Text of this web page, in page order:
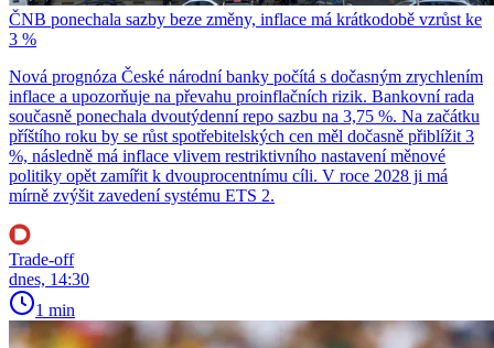
ČNB ponechala sazby beze změny, inflace má krátkodobě vzrůst ke
3 %
Nová prognóza České národní banky počítá s dočasným zrychlením
inflace a upozorňuje na převahu proinflačních rizik. Bankovní rada
současně ponechala dvoutýdenní repo sazbu na 3,75 %. Na začátku
příštího roku by se růst spotřebitelských cen měl dočasně přiblížit 3
%, následně má inflace vlivem restriktivního nastavení měnové
politiky opět zamířit k dvouprocentnímu cíli. V roce 2028 ji má
mírně zvýšit zavedení systému ETS 2.
Trade-off
dnes, 14:30
1 min